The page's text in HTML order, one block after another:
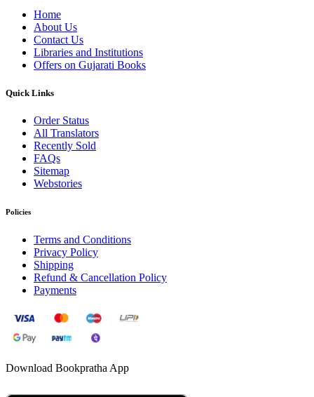
Home
About Us
Contact Us
Libraries and Institutions
Offers on Gujarati Books
Quick Links
Order Status
All Translators
Recently Sold
FAQs
Sitemap
Webstories
Policies
Terms and Conditions
Privacy Policy
Shipping
Refund & Cancellation Policy
Payments
Download Bookpratha App